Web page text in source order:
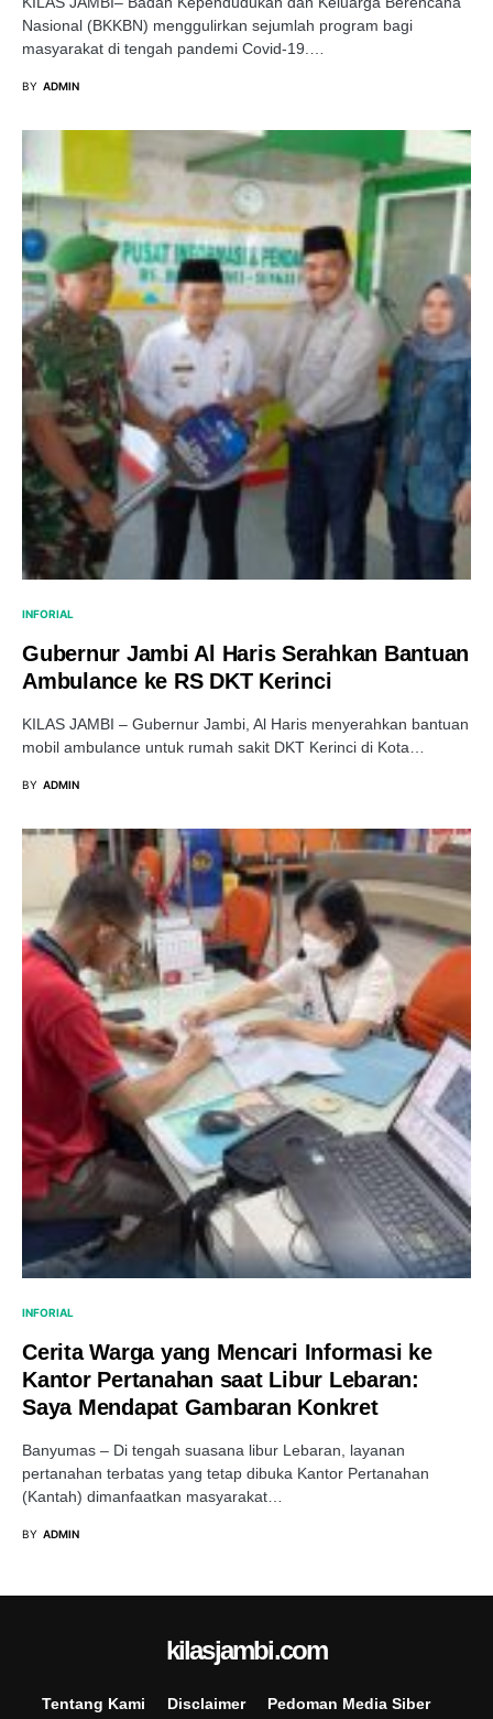
Nasional (BKKBN) menggulirkan sejumlah program bagi
masyarakat di tengah pandemi Covid-19.…
BY ADMIN
INFORIAL
Gubernur Jambi Al Haris Serahkan Bantuan
Ambulance ke RS DKT Kerinci
KILAS JAMBI – Gubernur Jambi, Al Haris menyerahkan bantuan
mobil ambulance untuk rumah sakit DKT Kerinci di Kota…
BY ADMIN
INFORIAL
Cerita Warga yang Mencari Informasi ke
Kantor Pertanahan saat Libur Lebaran:
Saya Mendapat Gambaran Konkret
Banyumas – Di tengah suasana libur Lebaran, layanan
pertanahan terbatas yang tetap dibuka Kantor Pertanahan
(Kantah) dimanfaatkan masyarakat…
BY ADMIN
kilasjambi.com
Tentang Kami Disclaimer Pedoman Media Siber